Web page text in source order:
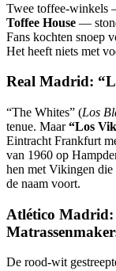
Twee toffee-winkels
Toffee House —
Fans kochten snoep
Het heeft niets met
Real Madrid:
“The Whites” (Los
tenue. Maar“Los
Eintracht Frankfurt
van 1960 op
hen met Vikingen
de naam voort.
Atlético Madrid:
De rood-wit